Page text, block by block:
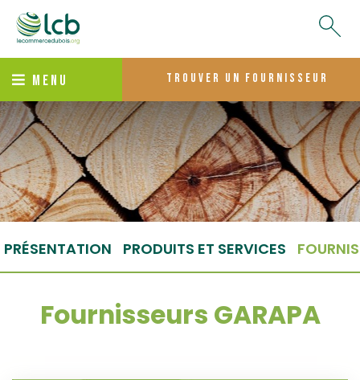
MENU trouver un fournisseur
PRÉSENTATION PRODUITS ET SERVICES
Fournisseurs GARAPA